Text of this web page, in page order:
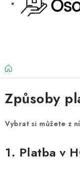
Domů
Způsoby
Vybrat si můžete z
1. Platba v